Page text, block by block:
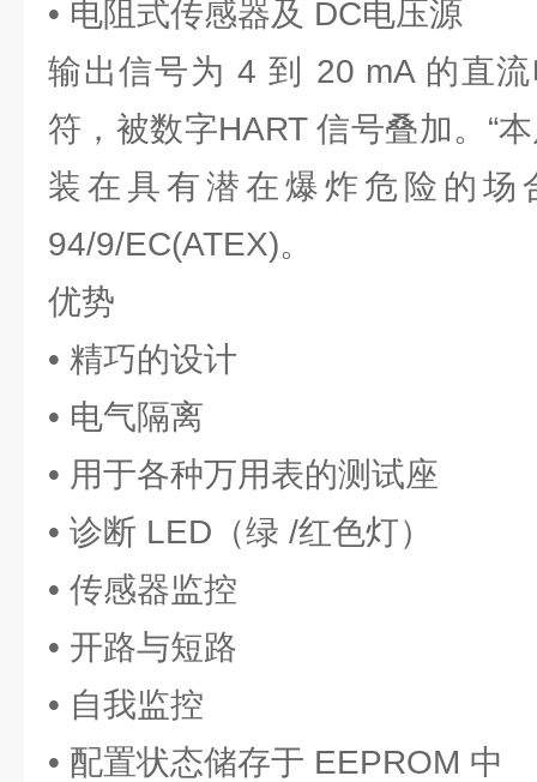
• 电阻式传感器及 DC电压源
输出信号为 4 到 20 mA 的直
符，被数字HART 信号叠加。“
装在具有潜在爆炸危险的场
94/9/EC(ATEX)。
优势
• 精巧的设计
• 电气隔离
• 用于各种万用表的测试座
• 诊断 LED（绿 /红色灯）
• 传感器监控
• 开路与短路
• 自我监控
• 配置状态储存于 EEPROM 中